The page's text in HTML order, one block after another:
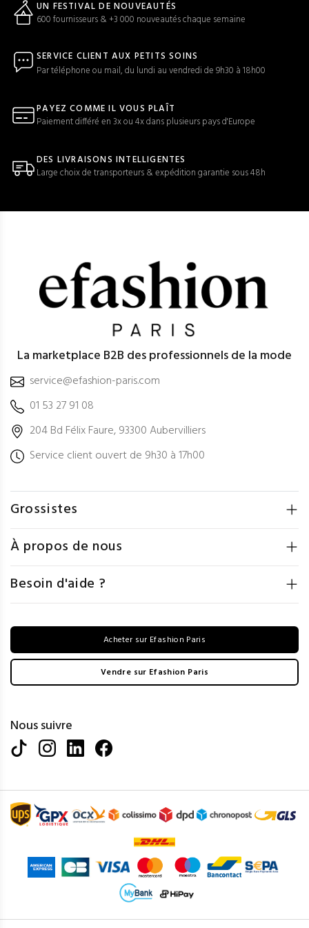
UN FESTIVAL DE NOUVEAUTÉS
600 fournisseurs & +3 000 nouveautés chaque semaine
SERVICE CLIENT AUX PETITS SOINS
Par téléphone ou mail, du lundi au vendredi de 9h30 à 18h00
PAYEZ COMME IL VOUS PLAÎT
Paiement différé en 3x ou 4x dans plusieurs pays d'Europe
DES LIVRAISONS INTELLIGENTES
Large choix de transporteurs & expédition garantie sous 48h
La marketplace B2B des professionnels de la mode
service@efashion-paris.com
01 53 27 91 08
204 Bd Félix Faure, 93300 Aubervilliers
Service client ouvert de 9h30 à 17h00
Grossistes
À propos de nous
Besoin d'aide ?
Acheter sur Efashion Paris
Vendre sur Efashion Paris
Nous suivre